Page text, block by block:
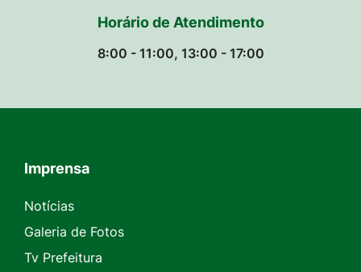
Horário de Atendimento
8:00 - 11:00, 13:00 - 17:00
Seção do Rodapé e Contato
Imprensa
Notícias
Galeria de Fotos
Tv Prefeitura